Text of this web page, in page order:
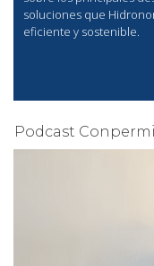
soluciones que
eficiente y sostenible.
Podcast